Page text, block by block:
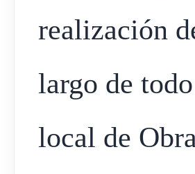
realización
largo de
local de